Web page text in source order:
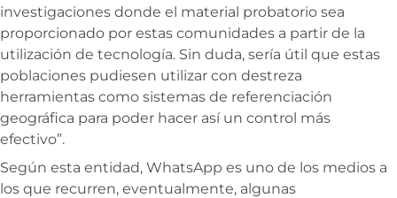
investigaciones donde el material probatorio sea
proporcionado por estas comunidades a partir de la
utilización de tecnología. Sin duda, sería útil que estas
poblaciones pudiesen utilizar con destreza
herramientas como sistemas de referenciación
geográfica para poder hacer así un control más
efectivo”.
Según esta entidad, WhatsApp es uno de los medios a
los que recurren, eventualmente, algunas